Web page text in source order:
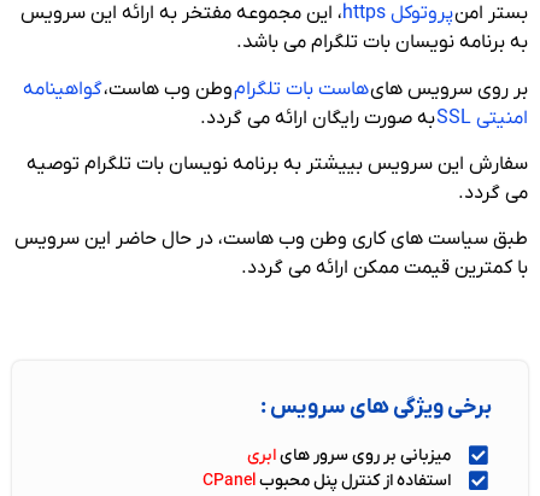
بستر امنپروتوکل https
، این مجموعه مفتخر به ارائه این سرویس
به برنامه نویسان بات تلگرام می باشد.
بر روی سرویس هایهاست بات تلگراموطن وب هاست،گواهینامه
امنیتی SSL
به صورت رایگان ارائه می گردد.
سفارش این سرویس بییشتر به برنامه نویسان بات تلگرام توصیه
می گردد.
طبق سیاست های کاری وطن وب هاست، در حال حاضر این سرویس
با کمترین قیمت ممکن ارائه می گردد.
برخی ویژگی های سرویس :
میزبانی بر روی سرور هایابری
استفاده از کنترل پنل محبوبCPanel